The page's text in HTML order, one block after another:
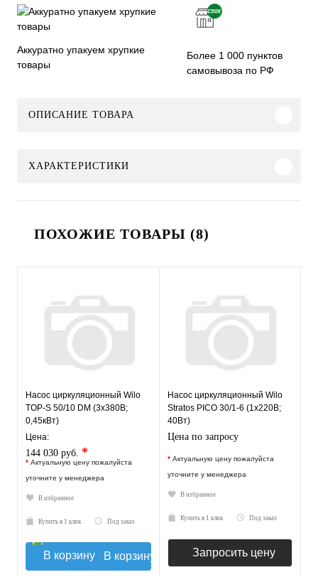
Аккуратно упакуем хрупкие
товары
Более 1 000 пунктов
самовывоза по РФ
ОПИСАНИЕ ТОВАРА
ХАРАКТЕРИСТИКИ
ПОХОЖИЕ ТОВАРЫ (8)
Насос циркуляционный Wilo
TOP-S 50/10 DM (3х380В;
0,45кВт)
Цена:
144 030 руб. *
* Актуальную цену пожалуйста
уточните у менеджера
В избранное
Купить в 1 клик Под заказ
В корзину
Насос циркуляционный Wilo
Stratos PICO 30/1-6 (1х220В;
40Вт)
Цена по запросу
* Актуальную цену пожалуйста
уточните у менеджера
В избранное
Купить в 1 клик Под заказ
Запросить цену